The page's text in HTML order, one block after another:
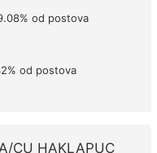
od postova
od postova
CU HAKLAPUC